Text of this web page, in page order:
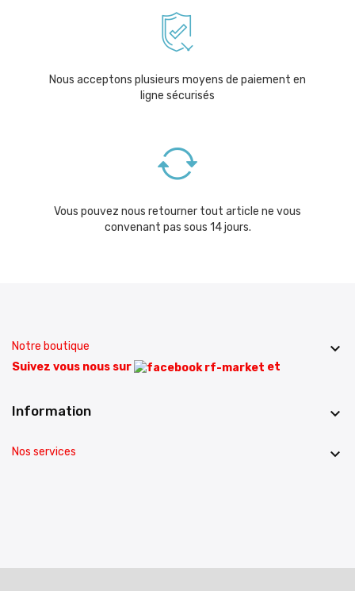
Nous acceptons plusieurs moyens de paiement en
ligne sécurisés
Vous pouvez nous retourner tout article ne vous
convenant pas sous 14 jours.
Notre boutique 
Suivez vous nous sur et
Information 
Nos services 